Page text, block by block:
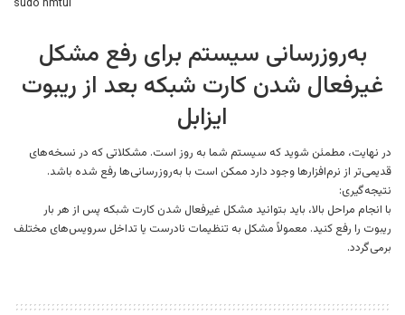
sudo nmtui
به‌روزرسانی سیستم برای رفع مشکل
غیرفعال شدن کارت شبکه بعد از ریبوت
ایزابل
در نهایت، مطمئن شوید که سیستم شما به روز است. مشکلاتی که در نسخه‌های
قدیمی‌تر از نرم‌افزارها وجود دارد ممکن است با به‌روزرسانی‌ها رفع شده باشد.
نتیجه‌گیری:
با انجام مراحل بالا، باید بتوانید مشکل غیرفعال شدن کارت شبکه پس از هر بار
ریبوت را رفع کنید. معمولاً مشکل به تنظیمات نادرست یا تداخل سرویس‌های مختلف
برمی‌گردد.